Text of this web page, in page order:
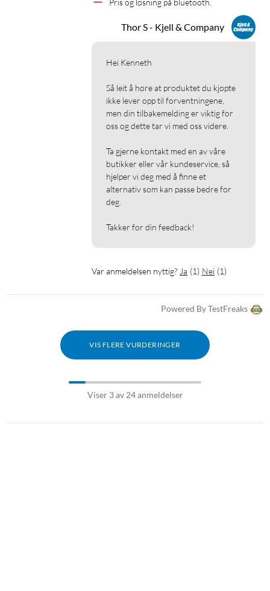
Pris og løsning på bluetooth.
Thor S - Kjell & Company
Hei Kenneth
Så leit å høre at produktet du kjøpte
ikke lever opp til forventningene,
men din tilbakemelding er viktig for
oss og dette tar vi med oss videre.
Ta gjerne kontakt med en av våre
butikker eller vår kundeservice, så
hjelper vi deg med å finne et
alternativ som kan passe bedre for
deg.
Takker for din feedback!
Var anmeldelsen nyttig? Ja (1) Nei (1)
Powered By TestFreaks
VIS FLERE VURDERINGER
Viser 3 av 24 anmeldelser